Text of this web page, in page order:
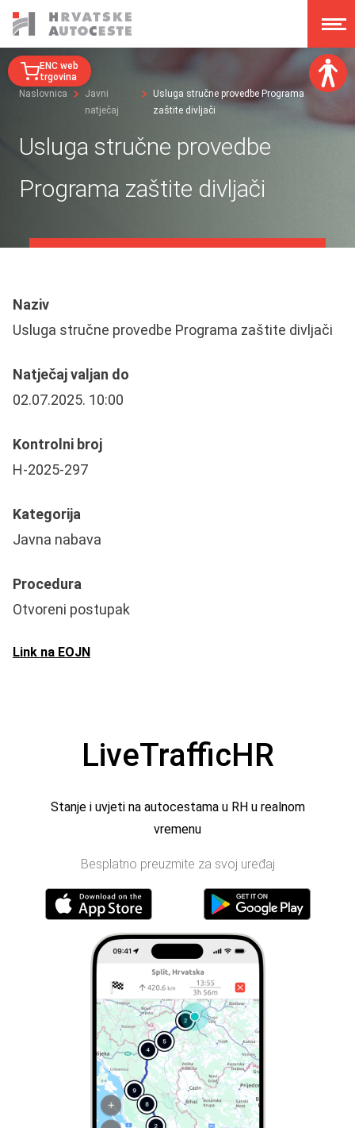
Veličina fonta:
A
ENC web
trgovina
Naslovnica
Javni
natječaj
Usluga stručne provedbe Programa
zaštite divljači
Usluga stručne provedbe
Programa zaštite divljači
Naziv
Usluga stručne provedbe Programa zaštite divljači
Natječaj valjan do
02.07.2025. 10:00
Kontrolni broj
H-2025-297
Kategorija
Javna nabava
Procedura
Otvoreni postupak
Link na EOJN
LiveTrafficHR
Stanje i uvjeti na autocestama u RH u realnom
vremenu
Besplatno preuzmite za svoj uređaj